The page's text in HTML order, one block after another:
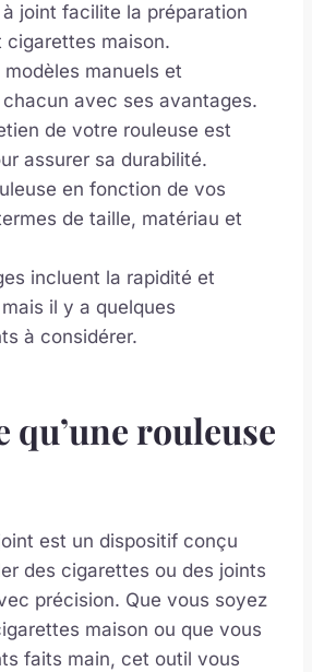
joint facilite la préparation
cigarettes maison.
manuels et
avec ses avantages.
de votre rouleuse est
assurer sa durabilité.
en fonction de vos
de taille, matériau et
incluent la rapidité et
mais il y a quelques
à considérer.
qu’une rouleuse
est un dispositif conçu
des cigarettes ou des joints
précision. Que vous soyez
maison ou que vous
faits main, cet outil vous